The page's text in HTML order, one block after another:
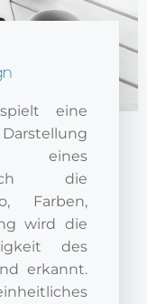
eine
eines
die
Farben,
wird die
des
erkannt.